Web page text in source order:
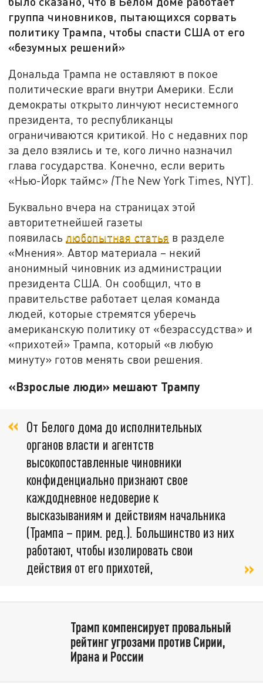
группа чиновников, пытающихся сорвать
политику Трампа, чтобы спасти США от его
«безумных решений»
Дональда Трампа не оставляют в покое
политические враги внутри Америки. Если
демократы открыто линчуют несистемного
президента, то республиканцы
ограничиваются критикой. Но с недавних пор
за дело взялись и те, кого лично назначил
глава государства. Конечно, если верить
«Нью-Йорк таймс» (The New York Times, NYT).
Буквально вчера на страницах этой
авторитетнейшей газеты
появиласьлюбопытная статья в разделе
«Мнения». Автор материала – некий
анонимный чиновник из администрации
президента США. Он сообщил, что в
правительстве работает целая команда
людей, которые стремятся уберечь
американскую политику от «безрассудства» и
«прихотей» Трампа, который «в любую
минуту» готов менять свои решения.
«Взрослые люди» мешают Трампу
От Белого дома до исполнительных
органов власти и агентств
высокопоставленные чиновники
конфиденциально признают свое
каждодневное недоверие к
высказываниям и действиям начальника
(Трампа – прим. ред.). Большинство из них
работают, чтобы изолировать свои
действия от его прихотей,
Трамп компенсирует провальный
рейтинг угрозами против Сирии,
Ирана и России